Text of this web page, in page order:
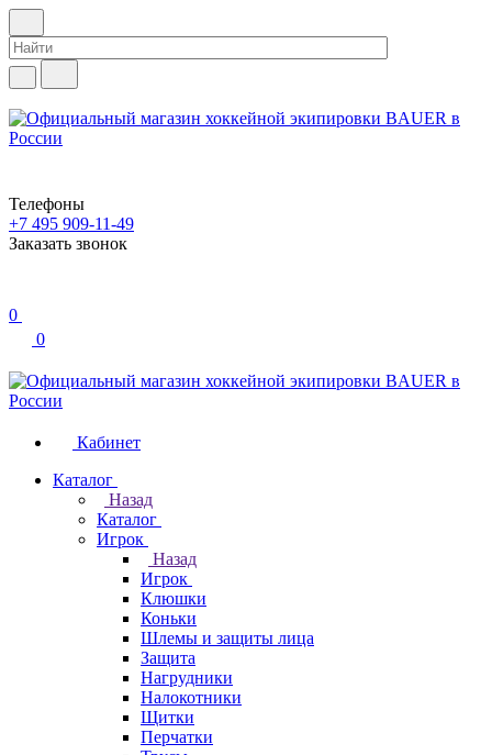
Телефоны
+7 495 909-11-49
Заказать звонок
0
0
Кабинет
Каталог
Назад
Каталог
Игрок
Назад
Игрок
Клюшки
Коньки
Шлемы и защиты лица
Защита
Нагрудники
Налокотники
Щитки
Перчатки